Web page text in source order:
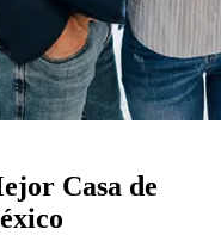
Casa de